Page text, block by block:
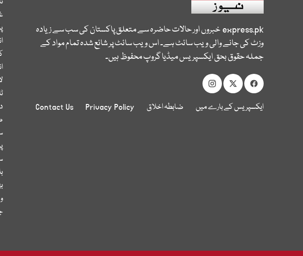
express.pkخبروں اور حالات حاضرہ سے متعلق پاکستان کی سب سے زیادہ
وزٹ کی جانے والی ویب سائٹ ہے۔ اس ویب سائٹ پر شائع شدہ تمام مواد کے
جملہ حقوق بحق ایکسپریس میڈیا گروپ محفوظ ہیں۔
ایکسپریس کے بارے میں ضابطہ اخلاق Privacy Policy
Contact Us